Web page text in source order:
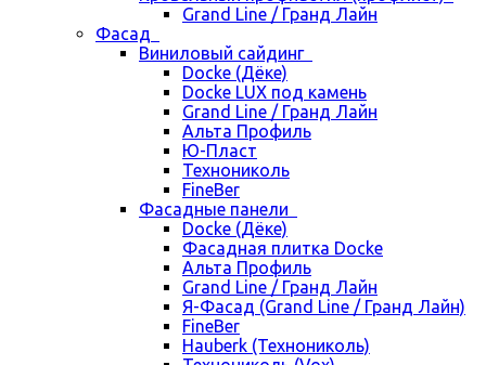
Grand Line / Гранд Лайн
Фасад
Виниловый сайдинг
Docke (Дёке)
Docke LUX под камень
Grand Line / Гранд Лайн
Альта Профиль
Ю-Пласт
Технониколь
FineBer
Фасадные панели
Docke (Дёке)
Фасадная плитка Docke
Альта Профиль
Grand Line / Гранд Лайн
Я-Фасад (Grand Line / Гранд Лайн)
FineBer
Hauberk (Технониколь)